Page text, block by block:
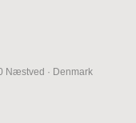
Næstved · Denmark